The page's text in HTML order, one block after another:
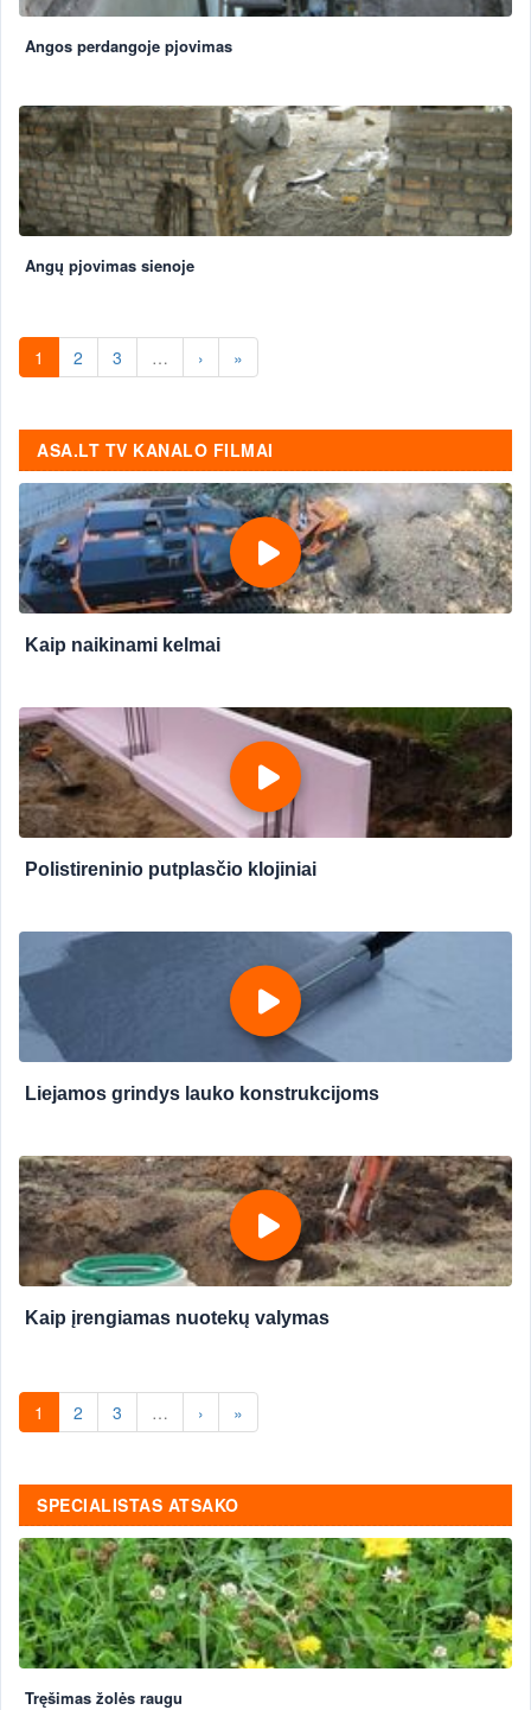
Angos perdangoje pjovimas
Angų pjovimas sienoje
1 2 3 … › »
ASA.LT TV KANALO FILMAI
Kaip naikinami kelmai
Polistireninio putplasčio klojiniai
Liejamos grindys lauko konstrukcijoms
Kaip įrengiamas nuotekų valymas
1 2 3 … › »
SPECIALISTAS ATSAKO
Tręšimas žolės raugu